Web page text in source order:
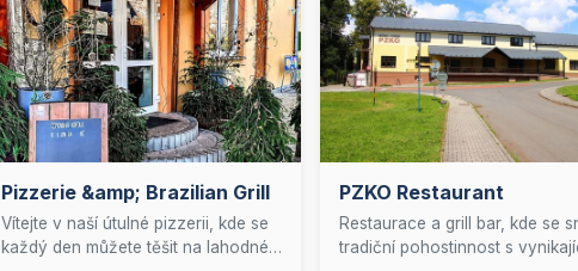
Pizzerie &amp; Brazilian Grill
Vítejte v naší útulné pizzerii, kde se
každý den můžete těšit na lahodné
PZKO Restaurant
Restaurace a grill bar, kde se
tradiční pohostinnost s